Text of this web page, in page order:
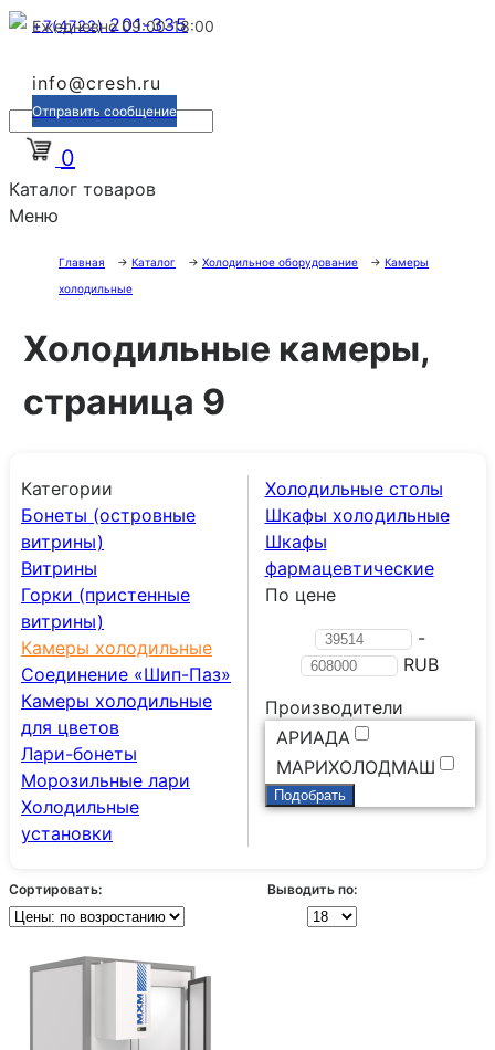
+7(4722)201-335
Ежедневно 09:00-18:00
info@cresh.ru
Отправить сообщение
0
Каталог товаров
Меню
Главная → Каталог → Холодильное оборудование → Камеры
холодильные
Холодильные камеры,
страница 9
Категории
Бонеты (островные
витрины)
Витрины
Горки (пристенные
витрины)
Камеры холодильные
Соединение «Шип-Паз»
Камеры холодильные
для цветов
Лари-бонеты
Морозильные лари
Холодильные
установки
Холодильные столы
Шкафы холодильные
Шкафы
фармацевтические
По цене
-
RUB
Производители
АРИАДА
МАРИХОЛОДМАШ
Сортировать: Выводить по: